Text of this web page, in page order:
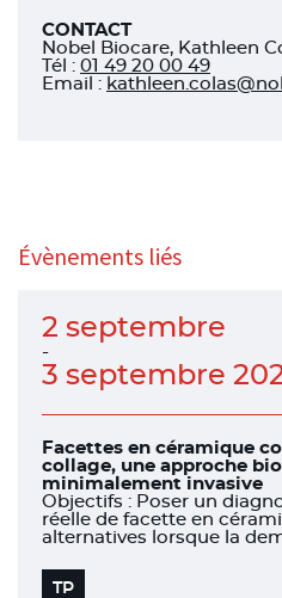
CONTACT
Nobel Biocare, Kathleen
Tél : 01 49 20 00 49
Email :
Évènements liés
2 septembre
-
3 septembre
Facettes en céramique
collage, une approche
minimalement invasive
Objectifs : Poser un
réelle de facette en
alternatives lorsque la
TP